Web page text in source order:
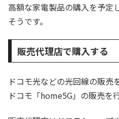
高額な家電製品の購入を予定
そうです。
販売代理店で購入する
ドコモ光などの光回線の販売
ドコモ「home5G」の販売を